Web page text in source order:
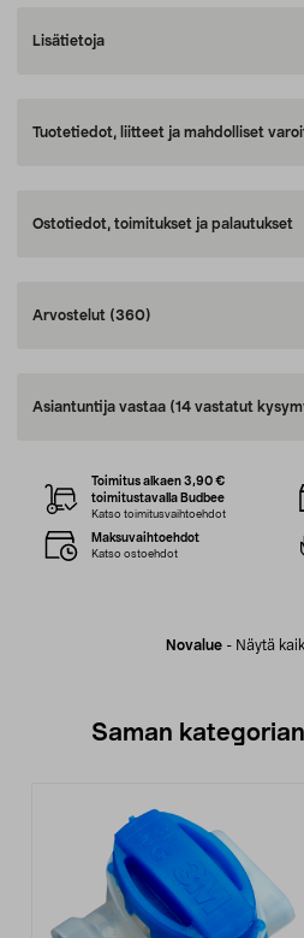
Lisätietoja
Tuotetiedot, liitteet ja mahdolliset
Ostotiedot, toimitukset ja palautukset
Arvostelut (360)
Asiantuntija vastaa (14 vastatut
Novalue - Näytä
Toimitus alkaen 3,90 €
toimitustavalla Budbee
Katso toimitusvaihtoehdot
Maksuvaihtoehdot
Katso ostoehdot
Saman